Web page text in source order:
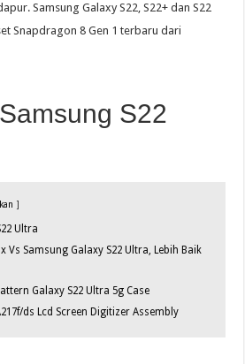
Samsung Galaxy S22, S22+ dan S22
Snapdragon 8 Gen 1 terbaru dari
S22
Ultra
Vs Samsung Galaxy S22 Ultra, Lebih Baik
Galaxy S22 Ultra 5g Case
ds Lcd Screen Digitizer Assembly